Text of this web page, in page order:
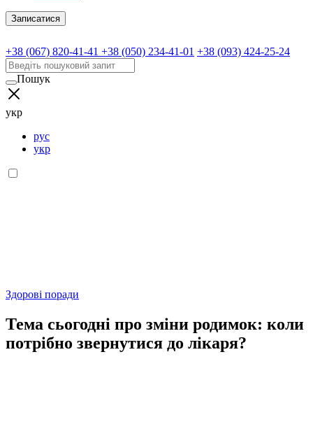
Записатися
+38 (067) 820-41-41 +38 (050) 234-41-01 +38 (093) 424-25-24
Пошук
укр
рус
укр
Здорові поради
Тема сьогодні про зміни родимок: коли
потрібно звернутися до лікаря?